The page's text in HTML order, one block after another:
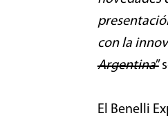
con la
Argentina”
El Benelli